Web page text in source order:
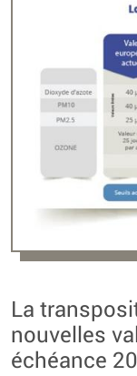
La
nouvelles
échéance